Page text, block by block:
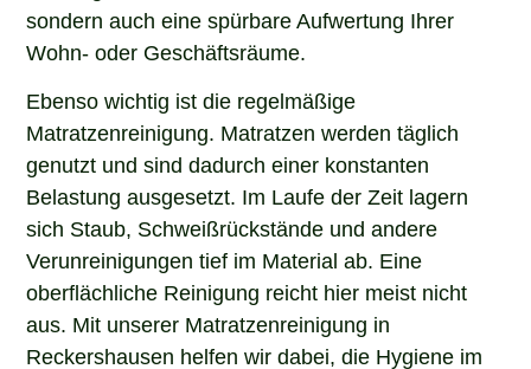
sondern auch eine spürbare Aufwertung Ihrer
Wohn- oder Geschäftsräume.
Ebenso wichtig ist die regelmäßige
Matratzenreinigung. Matratzen werden täglich
genutzt und sind dadurch einer konstanten
Belastung ausgesetzt. Im Laufe der Zeit lagern
sich Staub, Schweißrückstände und andere
Verunreinigungen tief im Material ab. Eine
oberflächliche Reinigung reicht hier meist nicht
aus. Mit unserer Matratzenreinigung in
Reckershausen helfen wir dabei, die Hygiene im